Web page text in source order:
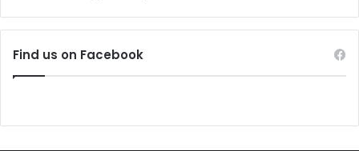
Find us on Facebook